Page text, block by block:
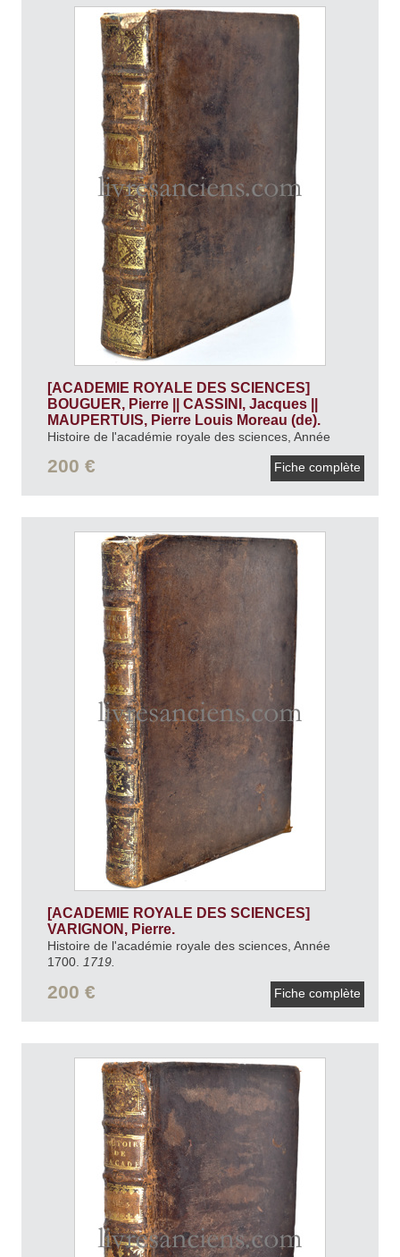
[ACADEMIE ROYALE DES SCIENCES]
BOUGUER, Pierre || CASSINI, Jacques ||
MAUPERTUIS, Pierre Louis Moreau (de).
Histoire de l'académie royale des sciences, Année
200 € Fiche complète
[ACADEMIE ROYALE DES SCIENCES]
VARIGNON, Pierre.
Histoire de l'académie royale des sciences, Année
1700.
1719.
200 € Fiche complète